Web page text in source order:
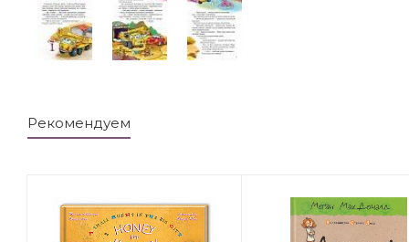
Рекомендуем